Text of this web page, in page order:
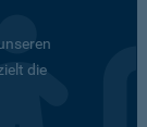
die